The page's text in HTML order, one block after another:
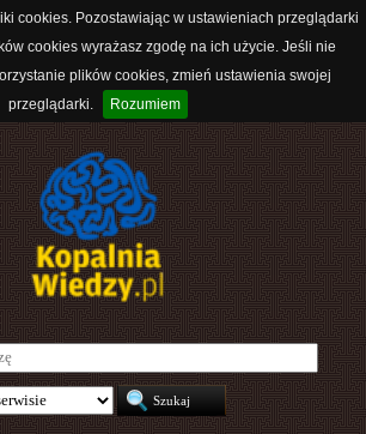
cookies. Pozostawiając w ustawieniach przeglądarki
cookies wyrażasz zgodę na ich użycie. Jeśli nie
plików cookies, zmień ustawienia swojej
przeglądarki.
Rozumiem